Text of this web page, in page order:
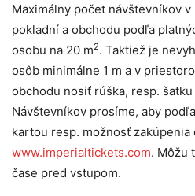
Maximálny počet návštevníkov
pokladní a obchodu podľa
osobu na 20 m2. Taktiež je
osôb minimálne 1 m a v
obchodu nosiť rúška, resp.
Návštevníkov prosíme, aby
kartou resp. možnosť zakúpenia
www.imperialtickets.com. Môžu
čase pred vstupom.